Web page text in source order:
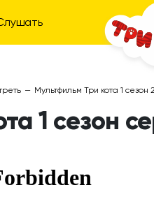
— Мультфильм Три кота 1 сезон
1 сезон